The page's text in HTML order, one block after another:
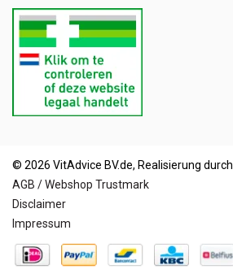
© 2026 VitAdvice BV.de, Realisierung durch
AGB / Webshop Trustmark
Disclaimer
Impressum